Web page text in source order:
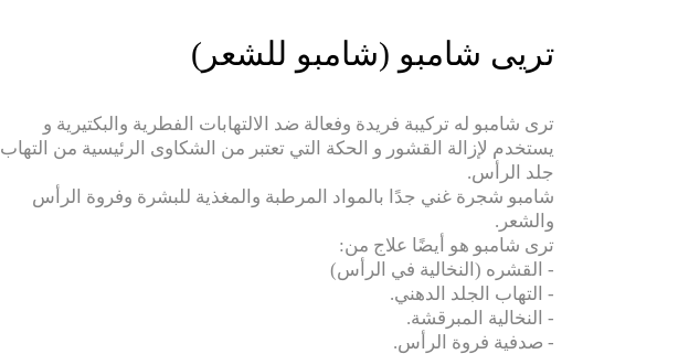
تريى شامبو (شامبو للشعر)
ترى شامبو له تركيبة فريدة وفعالة ضد الالتهابات الفطرية والبكتيرية و
يستخدم لإزالة القشور و الحكة التي تعتبر من الشكاوى الرئيسية من التهاب
جلد الرأس.
شامبو شجرة غني جدًا بالمواد المرطبة والمغذية للبشرة وفروة الرأس
والشعر.
ترى شامبو هو أيضًا علاج من:
- القشره (النخالية في الرأس)
- التهاب الجلد الدهني.
- النخالية المبرقشة.
- صدفية فروة الرأس.